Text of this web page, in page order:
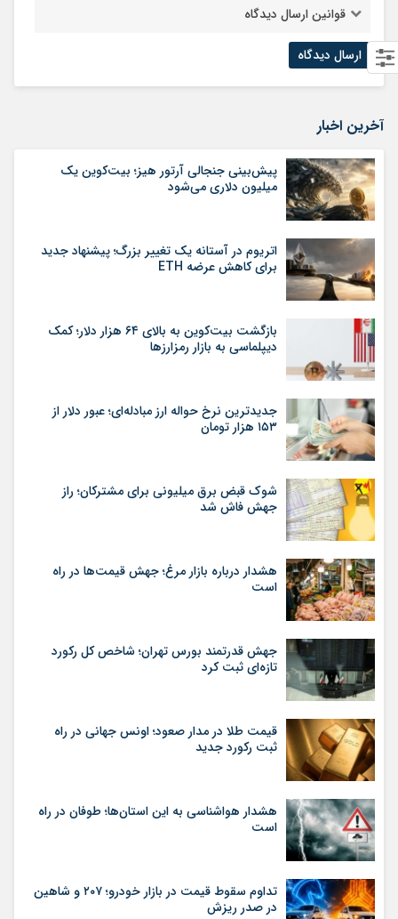
قوانین ارسال دیدگاه
آخرین اخبار
پیش‌بینی جنجالی آرتور هیز؛ بیت‌کوین یک
میلیون دلاری می‌شود
اتریوم در آستانه یک تغییر بزرگ؛ پیشنهاد جدید
برای کاهش عرضه ETH
بازگشت بیت‌کوین به بالای ۶۴ هزار دلار؛ کمک
دیپلماسی به بازار رمزارزها
جدیدترین نرخ حواله ارز مبادله‌ای؛ عبور دلار از
۱۵۳ هزار تومان
شوک قبض برق میلیونی برای مشترکان؛ راز
جهش فاش شد
هشدار درباره بازار مرغ؛ جهش قیمت‌ها در راه
است
جهش قدرتمند بورس تهران؛ شاخص کل رکورد
تازه‌ای ثبت کرد
قیمت طلا در مدار صعود؛ اونس جهانی در راه
ثبت رکورد جدید
هشدار هواشناسی به این استان‌ها؛ طوفان در راه
است
تداوم سقوط قیمت در بازار خودرو؛ ۲۰۷ و شاهین
در صدر ریزش